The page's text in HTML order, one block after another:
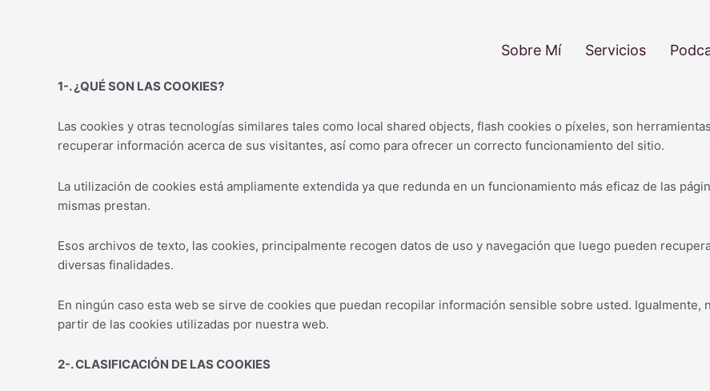
Sobre Mí Servicios
1-. ¿QUÉ SON LAS COOKIES?
Las cookies y otras tecnologías similares tales como local shared objects, flash cookies o píxeles, son
recuperar información acerca de sus visitantes, así como para ofrecer un correcto funcionamiento del sitio.
La utilización de cookies está ampliamente extendida ya que redunda en un funcionamiento más eficaz de las
mismas prestan.
Esos archivos de texto, las cookies, principalmente recogen datos de uso y navegación que luego pueden
diversas finalidades.
En ningún caso esta web se sirve de cookies que puedan recopilar información sensible sobre usted.
partir de las cookies utilizadas por nuestra web.
2-. CLASIFICACIÓN DE LAS COOKIES